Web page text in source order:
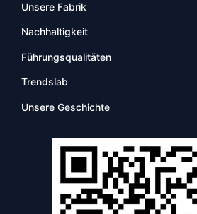
Unsere Fabrik
Nachhaltigkeit
Führungsqualitäten
Trendslab
Unsere Geschichte